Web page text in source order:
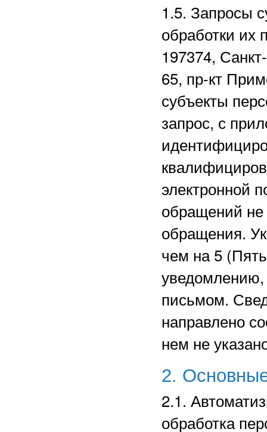
1.5. Запросы
обработки их
197374,
65, пр-кт
субъекты
запрос, с
электронной
обращений
обращения.
чем на 5
уведомлению,
письмом.
направлено
нем не
2.
2.1.
обработка